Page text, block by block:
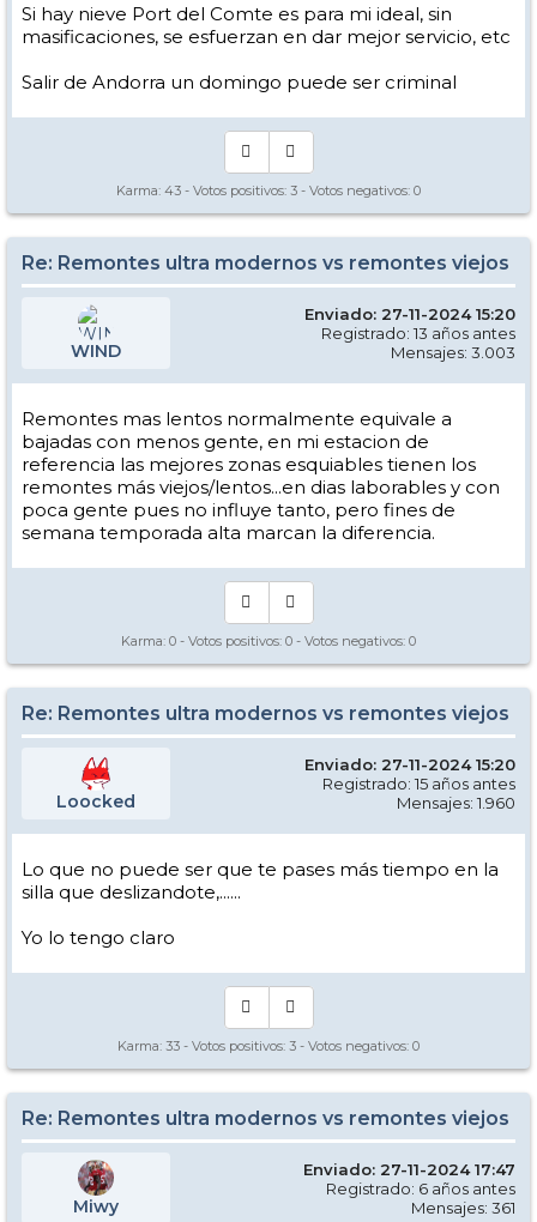
Si hay nieve Port del Comte es para mi ideal, sin
masificaciones, se esfuerzan en dar mejor servicio, etc
Salir de Andorra un domingo puede ser criminal
Karma: 43 - Votos positivos: 3 - Votos negativos: 0
Re: Remontes ultra modernos vs remontes viejos
WIND
Enviado: 27-11-2024 15:20
Registrado: 13 años antes
Mensajes: 3.003
Remontes mas lentos normalmente equivale a
bajadas con menos gente, en mi estacion de
referencia las mejores zonas esquiables tienen los
remontes más viejos/lentos...en dias laborables y con
poca gente pues no influye tanto, pero fines de
semana temporada alta marcan la diferencia.
Karma: 0 - Votos positivos: 0 - Votos negativos: 0
Re: Remontes ultra modernos vs remontes viejos
Loocked
Enviado: 27-11-2024 15:20
Registrado: 15 años antes
Mensajes: 1.960
Lo que no puede ser que te pases más tiempo en la
silla que deslizandote,......
Yo lo tengo claro
Karma: 33 - Votos positivos: 3 - Votos negativos: 0
Re: Remontes ultra modernos vs remontes viejos
Miwy
Enviado: 27-11-2024 17:47
Registrado: 6 años antes
Mensajes: 361